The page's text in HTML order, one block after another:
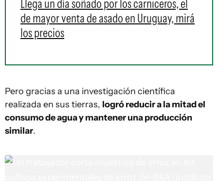
Llega un día soñado por los carniceros, el
de mayor venta de asado en Uruguay, mirá
los precios
Pero gracias a una investigación científica
realizada en sus tierras, logró reducir a la mitad el
consumo de agua y mantener una producción
similar.